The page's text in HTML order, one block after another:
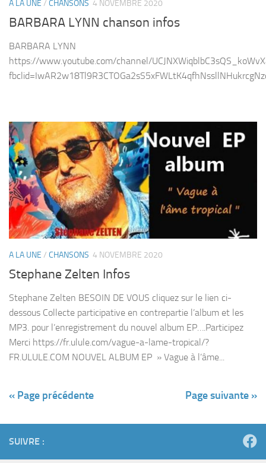
A LA UNE / CHANSONS 4 NOVEMBRE 2020
BARBARA LYNN chanson infos
BARBARA LYNN
https://www.youtube.com/channel/
A LA UNE / CHANSONS 4 NOVEMBRE 2020
Stephane Zelten Infos
Stephane Zelten BESOIN DE VOUS cliquez sur le lien ci-
dessous Collecte participative en contrepartie l’album et les
MP3. pour l’enregistrement du nouvel album EP….Participez
Merci https://fr.ulule.com/vague-a-lame-tropical/?
FR.ULULE.COM NOUVEL ALBUM EP » Vague à l’âme...
« Page précédente Page suivante »
SUIVRE :